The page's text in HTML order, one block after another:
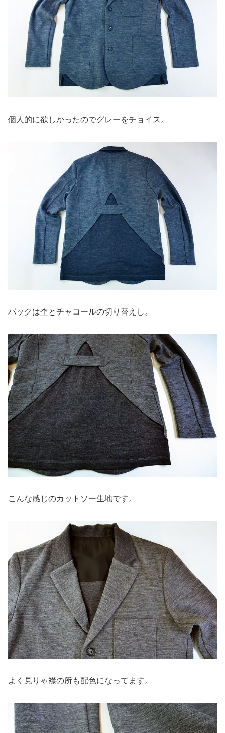
個人的に欲しかったのでグレーをチョイス。
バックは杢とチャコールの切り替えし。
こんな感じのカットソー生地です。
よく見りゃ襟の所も配色になってます。